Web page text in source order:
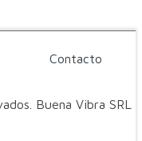
Buena Vibra SRL
Contacto